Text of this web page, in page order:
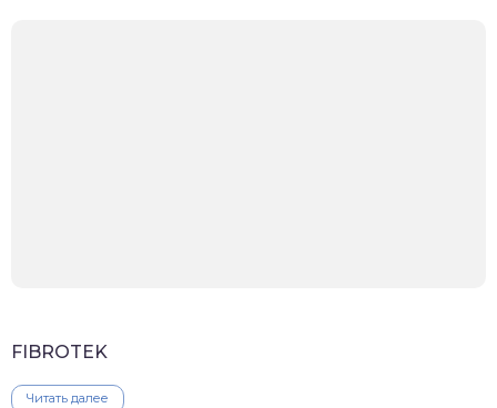
FIBROTEK
Читать далее